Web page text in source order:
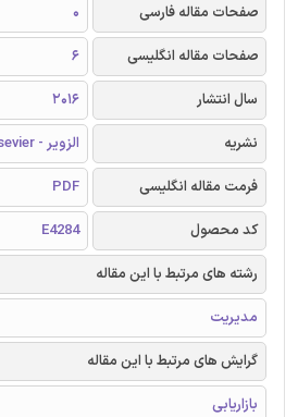
صفحات مقاله فارسی
0
صفحات مقاله انگلیسی
6
سال انتشار
2016
نشریه
الزویر - Elsevier
فرمت مقاله انگلیسی
PDF
کد محصول
E4284
رشته های مرتبط با این مقاله
مدیریت
گرایش های مرتبط با این مقاله
بازاریابی